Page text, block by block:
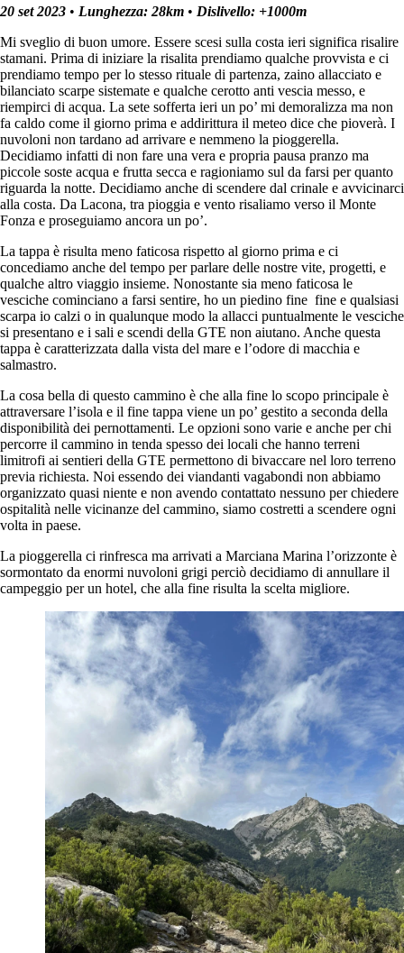
20 set 2023 • Lunghezza: 28km • Dislivello: +1000m
Mi sveglio di buon umore. Essere scesi sulla costa ieri significa risalire
stamani. Prima di iniziare la risalita prendiamo qualche provvista e ci
prendiamo tempo per lo stesso rituale di partenza, zaino allacciato e
bilanciato scarpe sistemate e qualche cerotto anti vescia messo, e
riempirci di acqua. La sete sofferta ieri un po’ mi demoralizza ma non
fa caldo come il giorno prima e addirittura il meteo dice che pioverà. I
nuvoloni non tardano ad arrivare e nemmeno la pioggerella.
Decidiamo infatti di non fare una vera e propria pausa pranzo ma
piccole soste acqua e frutta secca e ragioniamo sul da farsi per quanto
riguarda la notte. Decidiamo anche di scendere dal crinale e avvicinarci
alla costa. Da Lacona, tra pioggia e vento risaliamo verso il Monte
Fonza e proseguiamo ancora un po’.
La tappa è risulta meno faticosa rispetto al giorno prima e ci
concediamo anche del tempo per parlare delle nostre vite, progetti, e
qualche altro viaggio insieme. Nonostante sia meno faticosa le
vesciche cominciano a farsi sentire, ho un piedino fine fine e qualsiasi
scarpa io calzi o in qualunque modo la allacci puntualmente le vesciche
si presentano e i sali e scendi della GTE non aiutano. Anche questa
tappa è caratterizzata dalla vista del mare e l’odore di macchia e
salmastro.
La cosa bella di questo cammino è che alla fine lo scopo principale è
attraversare l’isola e il fine tappa viene un po’ gestito a seconda della
disponibilità dei pernottamenti. Le opzioni sono varie e anche per chi
percorre il cammino in tenda spesso dei locali che hanno terreni
limitrofi ai sentieri della GTE permettono di bivaccare nel loro terreno
previa richiesta. Noi essendo dei viandanti vagabondi non abbiamo
organizzato quasi niente e non avendo contattato nessuno per chiedere
ospitalità nelle vicinanze del cammino, siamo costretti a scendere ogni
volta in paese.
La pioggerella ci rinfresca ma arrivati a Marciana Marina l’orizzonte è
sormontato da enormi nuvoloni grigi perciò decidiamo di annullare il
campeggio per un hotel, che alla fine risulta la scelta migliore.